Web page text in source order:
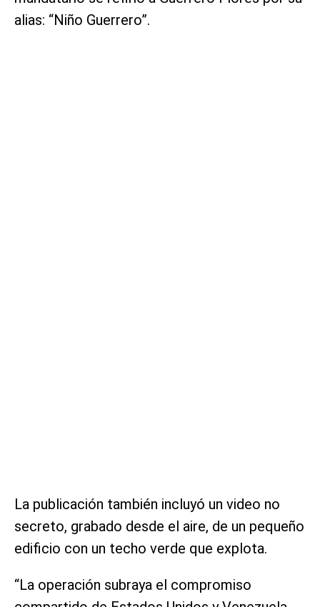
alias: “Niño Guerrero”.
La publicación también incluyó un video no
secreto, grabado desde el aire, de un pequeño
edificio con un techo verde que explota.
“La operación subraya el compromiso